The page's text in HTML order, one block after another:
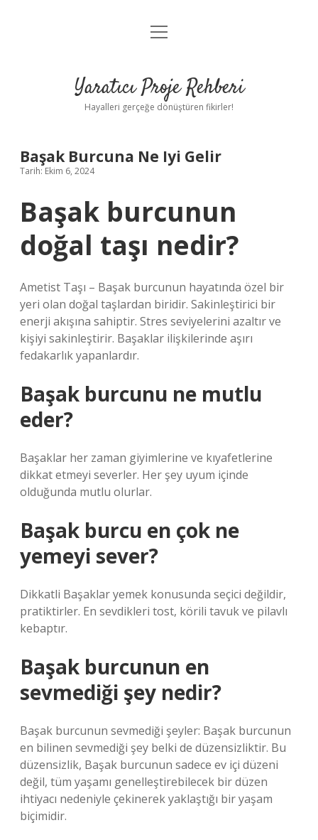
Anasayfa
Yasal Uyarı
menüyü
Yaratıcı Proje Rehberi
Hayalleri gerçeğe dönüştüren fikirler!
Başak Burcuna Ne Iyi Gelir
Tarih: Ekim 6, 2024
Başak burcunun
doğal taşı nedir?
Ametist Taşı – Başak burcunun hayatında özel bir
yeri olan doğal taşlardan biridir. Sakinleştirici bir
enerji akışına sahiptir. Stres seviyelerini azaltır ve
kişiyi sakinleştirir. Başaklar ilişkilerinde aşırı
fedakarlık yapanlardır.
Başak burcunu ne mutlu
eder?
Başaklar her zaman giyimlerine ve kıyafetlerine
dikkat etmeyi severler. Her şey uyum içinde
olduğunda mutlu olurlar.
Başak burcu en çok ne
yemeyi sever?
Dikkatli Başaklar yemek konusunda seçici değildir,
pratiktirler. En sevdikleri tost, körili tavuk ve pilavlı
kebaptır.
Başak burcunun en
sevmediği şey nedir?
Başak burcunun sevmediği şeyler: Başak burcunun
en bilinen sevmediği şey belki de düzensizliktir. Bu
düzensizlik, Başak burcunun sadece ev içi düzeni
değil, tüm yaşamı genelleştirebilecek bir düzen
ihtiyacı nedeniyle çekinerek yaklaştığı bir yaşam
biçimidir.